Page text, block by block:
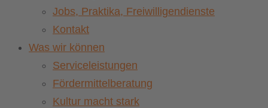
Jobs, Praktika, Freiwilligendienste
Kontakt
Was wir können
Serviceleistungen
Fördermittelberatung
Kultur macht stark